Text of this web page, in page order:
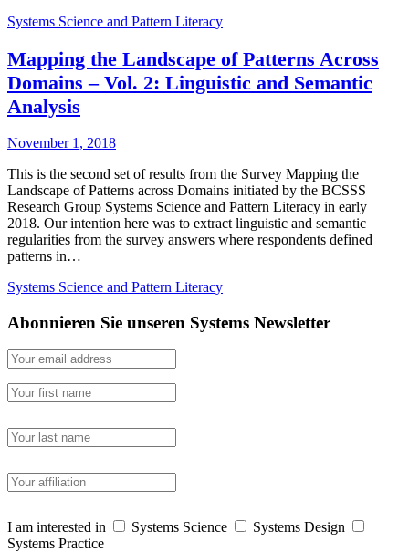
Systems Science and Pattern Literacy
Mapping the Landscape of Patterns Across
Domains – Vol. 2: Linguistic and Semantic
Analysis
November 1, 2018
This is the second set of results from the Survey Mapping the
Landscape of Patterns across Domains initiated by the BCSSS
Research Group Systems Science and Pattern Literacy in early
2018. Our intention here was to extract linguistic and semantic
regularities from the survey answers where respondents defined
patterns in…
Systems Science and Pattern Literacy
Abonnieren Sie unseren Systems Newsletter
I am interested in Systems Science
Systems Design
Systems Practice